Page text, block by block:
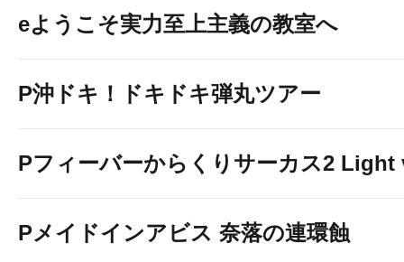
eようこそ実力至上主義の教室へ
P沖ドキ！ドキドキ弾丸ツアー
Pフィーバーからくりサーカス2 Light
Pメイドインアビス 奈落の連環蝕